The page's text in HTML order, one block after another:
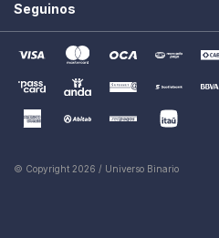
Seguinos
© Copyright 2026 / Universo Binario